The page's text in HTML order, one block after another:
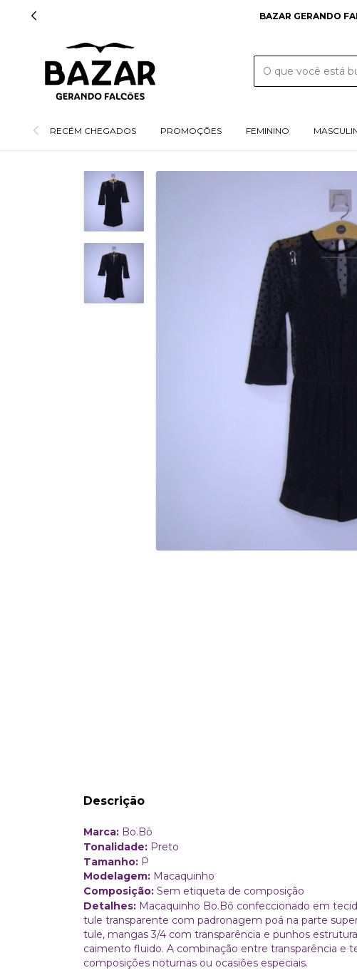
RECÉM CHEGADOS PROMOÇÕES FEMININO
Descrição
Marca: Bo.Bô
Tonalidade: Preto
Tamanho: P
Modelagem: Macaquinho
Composição: Sem etiqueta de composição
Detalhes: Macaquinho Bo.Bô confeccionado em
tule transparente com padronagem poá na parte
tule, mangas 3/4 com transparência e punhos
caimento fluido. A combinação entre transparência e
composições noturnas ou ocasiões especiais.